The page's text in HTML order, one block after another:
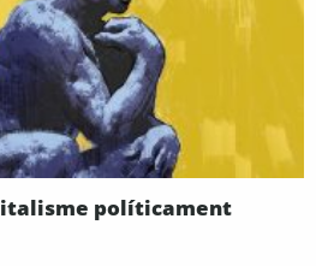
políticament